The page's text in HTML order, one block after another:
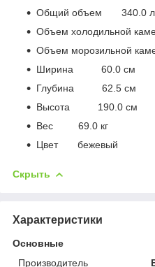
Общий объем 340.0 л
Объем холодильной
Объем морозильной
Ширина 60.0 см
Глубина 62.5 см
Высота 190.0 см
Вес 69.0 кг
Цвет бежевый
Скрыть
Характеристики
Основные
Производитель